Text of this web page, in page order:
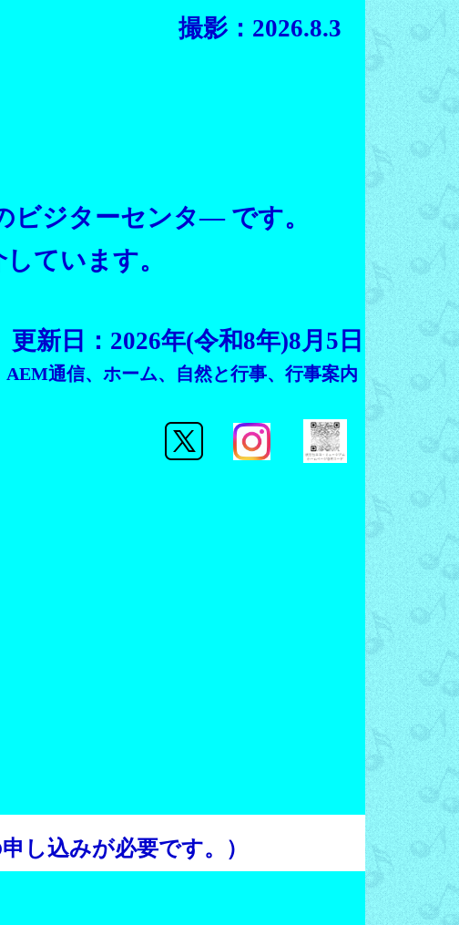
撮影：2026.8.3
ビジターセンタ― です。
ています。
更新日：2026年(令和8年)8月5日
通信、ホーム、自然と行事、行事案内
し込みが必要です。）